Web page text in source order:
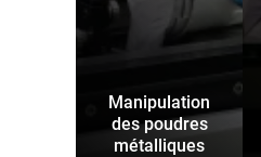
Manipulation
des poudres
métalliques